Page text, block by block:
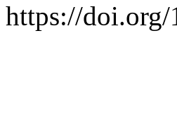
https://